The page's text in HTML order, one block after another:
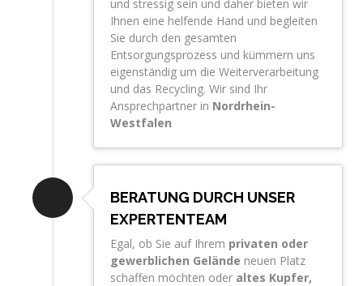
und stressig sein und daher bieten wir
Ihnen eine helfende Hand und begleiten
Sie durch den gesamten
Entsorgungsprozess und kümmern uns
eigenständig um die Weiterverarbeitung
und das Recycling. Wir sind Ihr
Ansprechpartner in Nordrhein-
Westfalen
BERATUNG DURCH UNSER
EXPERTENTEAM
Egal, ob Sie auf Ihrem privaten oder
gewerblichen Gelände neuen Platz
schaffen möchten oder altes Kupfer,